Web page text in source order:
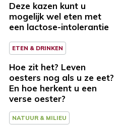
Deze kazen kunt u
mogelijk wel eten met
een lactose-intolerantie
ETEN & DRINKEN
Hoe zit het? Leven
oesters nog als u ze eet?
En hoe herkent u een
verse oester?
NATUUR & MILIEU